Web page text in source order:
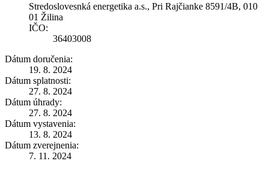
Stredoslovesnká energetika a.s., Pri Rajčianke 8591/4B, 010
01 Žilina
IČO:
36403008
Dátum doručenia:
19. 8. 2024
Dátum splatnosti:
27. 8. 2024
Dátum úhrady:
27. 8. 2024
Dátum vystavenia:
13. 8. 2024
Dátum zverejnenia:
7. 11. 2024